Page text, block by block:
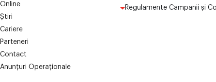
Online
Știri
Cariere
Parteneri
Contact
Anunțuri Operaționale
Regulamente Campanii și